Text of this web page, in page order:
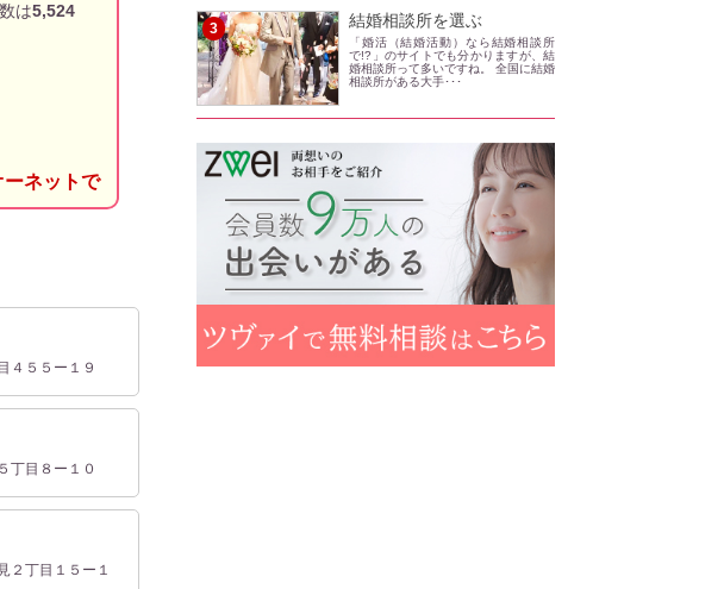
は5,524
ネットで
４５５ー１９
丁目８ー１０
２丁目１５ー１
3 結婚相談所を選ぶ
「婚活（結婚活動）なら結婚相談所
で!?」のサイトでも分かりますが、結
婚相談所って多いですね。 全国に結婚
相談所がある大手･･･